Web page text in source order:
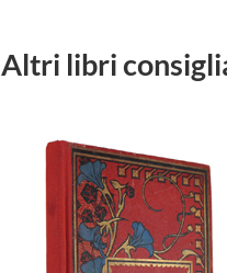
Altri libri